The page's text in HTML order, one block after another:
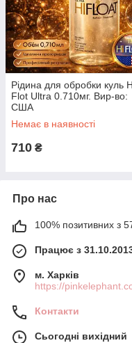
Рідина для обробки куль
Flot Ultra 0.710мг. Вир-во:
США
Немає в наявності
710 ₴
Про нас
100% позитивних з 57
Працює з
м. Харків
https://
Контакти
Сьогодні вихідний